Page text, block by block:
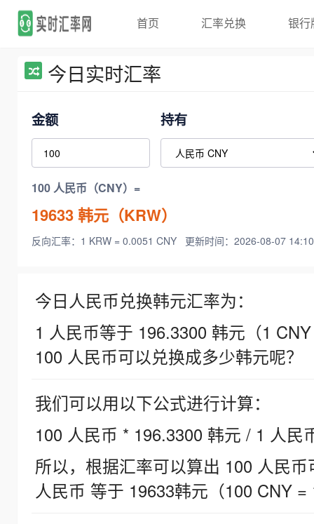
首页 汇率兑换 银行
今日实时汇率
金额 持有
100 人民币（CNY）=
19633韩元（KRW）
反向汇率：1 KRW = 0.0051 CNY 更新时间：2026-08-07
今日人民币兑换韩元汇率为：
1 人民币等于 196.3300 韩元（1
100 人民币可以兑换成多少韩元呢？
我们可以用以下公式进行计算：
100 人民币 * 196.3300 韩元 / 1 人民
所以，根据汇率可以算出 100 人民
人民币 等于 19633韩元（100 CNY =